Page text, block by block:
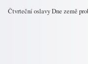
Čtvrteční oslavy Dne země